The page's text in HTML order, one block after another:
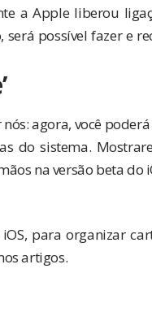
a Apple liberou
possível fazer e
agora, você
do sistema.
na versão beta do
para organizar
artigos.